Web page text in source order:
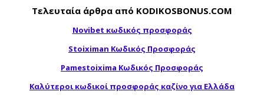
Τελευταία άρθρα από KODIKOSBONUS.COM
Novibet κωδικός προσφοράς
Stoiximan Κωδικός Προσφοράς
Pamestoixima Κωδικός Προσφοράς
Καλύτεροι κωδικοί προσφοράς καζίνο για Ελλάδα